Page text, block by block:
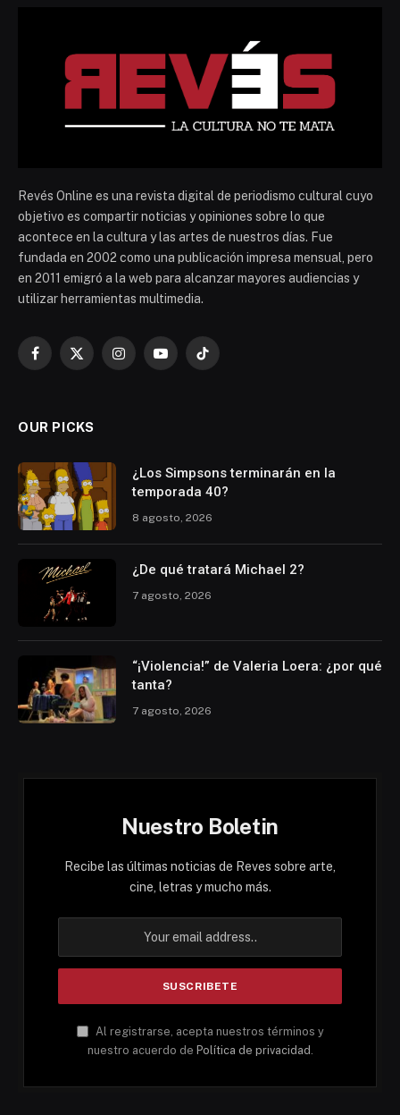
Revés Online es una revista digital de periodismo cultural cuyo
objetivo es compartir noticias y opiniones sobre lo que
acontece en la cultura y las artes de nuestros días. Fue
fundada en 2002 como una publicación impresa mensual, pero
en 2011 emigró a la web para alcanzar mayores audiencias y
utilizar herramientas multimedia.
Facebook
X
InstagramYouTubeTikTok
OUR PICKS
¿Los Simpsons terminarán en la
temporada 40?
8 agosto, 2026
¿De qué tratará Michael 2?
7 agosto, 2026
“¡Violencia!” de Valeria Loera: ¿por qué
tanta?
7 agosto, 2026
Nuestro Boletin
Recibe las últimas noticias de Reves sobre arte,
cine, letras y mucho más.
Al registrarse, acepta nuestros términos y
nuestro acuerdo de Política de privacidad